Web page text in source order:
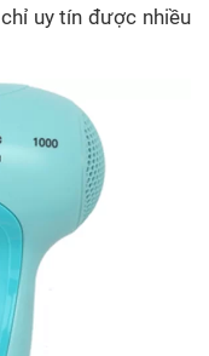
chỉ uy tín được nhiều